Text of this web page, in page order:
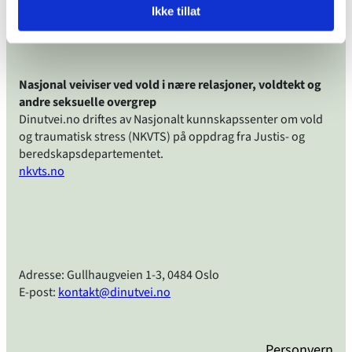
Ikke tillat
Nasjonal veiviser ved vold i nære relasjoner, voldtekt og
andre seksuelle overgrep
Dinutvei.no driftes av Nasjonalt kunnskapssenter om vold
og traumatisk stress (NKVTS) på oppdrag fra Justis- og
beredskapsdepartementet.
nkvts.no
Adresse: Gullhaugveien 1-3, 0484 Oslo
E-post: kontakt@dinutvei.no